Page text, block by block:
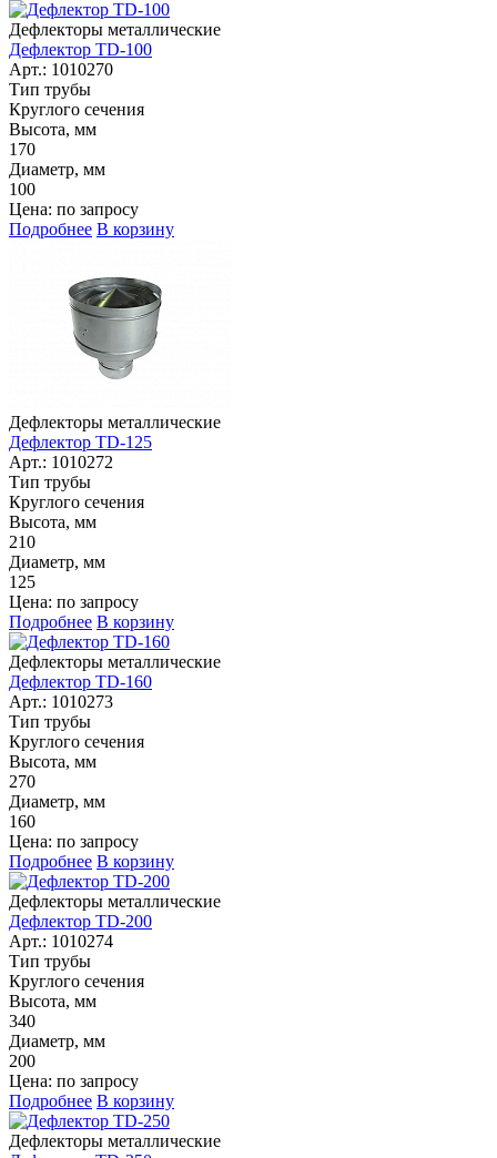
Дефлекторы металлические
Дефлектор TD-100
Арт.: 1010270
Тип трубы
Круглого сечения
Высота, мм
170
Диаметр, мм
100
Цена: по запросу
Подробнее В корзину
Дефлекторы металлические
Дефлектор TD-125
Арт.: 1010272
Тип трубы
Круглого сечения
Высота, мм
210
Диаметр, мм
125
Цена: по запросу
Подробнее В корзину
Дефлекторы металлические
Дефлектор TD-160
Арт.: 1010273
Тип трубы
Круглого сечения
Высота, мм
270
Диаметр, мм
160
Цена: по запросу
Подробнее В корзину
Дефлекторы металлические
Дефлектор TD-200
Арт.: 1010274
Тип трубы
Круглого сечения
Высота, мм
340
Диаметр, мм
200
Цена: по запросу
Подробнее В корзину
Дефлекторы металлические